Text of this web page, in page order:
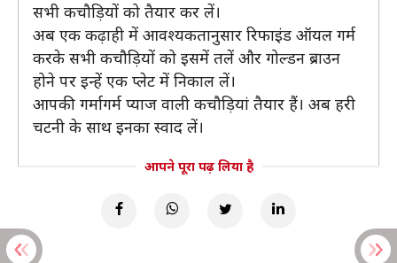
सभी कचौड़ियों को तैयार कर लें।
अब एक कढ़ाही में आवश्यकतानुसार रिफाइंड ऑयल गर्म
करके सभी कचौड़ियों को इसमें तलें और गोल्डन ब्राउन
होने पर इन्हें एक प्लेट में निकाल लें।
आपकी गर्मागर्म प्याज वाली कचौड़ियां तैयार हैं। अब हरी
चटनी के साथ इनका स्वाद लें।
आपने पूरा पढ़ लिया है